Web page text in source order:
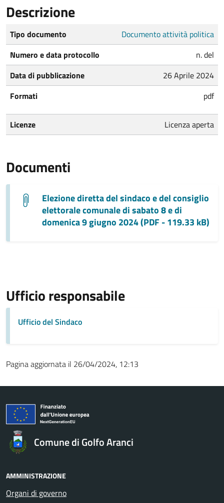
Descrizione
Tipo documento
Documento attività politica
Numero e data protocollo
n. del
Data di pubblicazione
26 Aprile 2024
Formati
pdf
Licenze Licenza aperta
Documenti
Elezione diretta del sindaco e del consiglio
elettorale comunale di sabato 8 e di
domenica 9 giugno 2024 (PDF - 119.33 kB)
Ufficio responsabile
Ufficio del Sindaco
Pagina aggiornata il 26/04/2024, 12:13
Comune di Golfo Aranci
AMMINISTRAZIONE
Organi di governo